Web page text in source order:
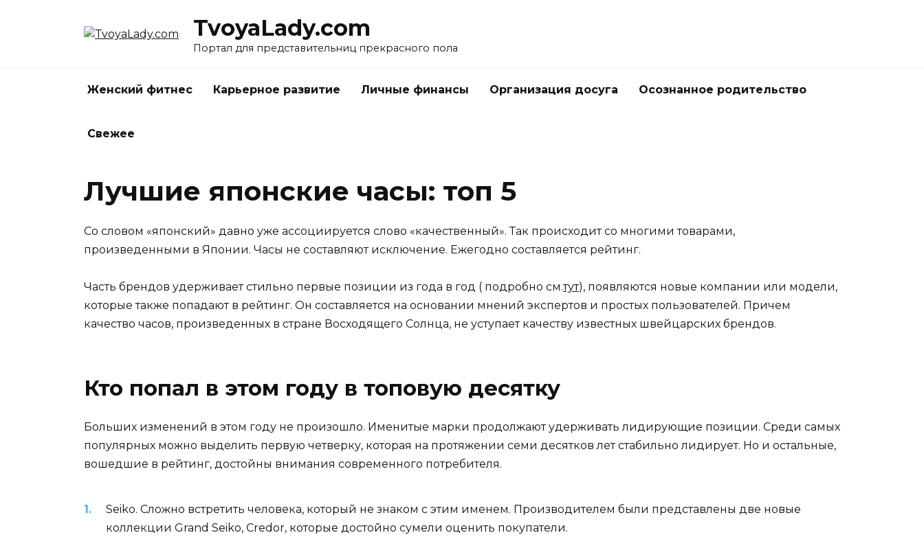
TvoyaLady.com
Портал для представительниц прекрасного пола
Женский фитнес Карьерное развитие Личные финансы Организация досуга Осознанное родительство
Свежее
Лучшие японские часы: топ 5
Со словом «японский» давно уже ассоциируется слово «качественный». Так происходит со многими товарами,
произведенными в Японии. Часы не составляют исключение. Ежегодно составляется рейтинг.
Часть брендов удерживает стильно первые позиции из года в год ( подробно см.тут), появляются новые компании или модели,
которые также попадают в рейтинг. Он составляется на основании мнений экспертов и простых пользователей. Причем
качество часов, произведенных в стране Восходящего Солнца, не уступает качеству известных швейцарских брендов.
Кто попал в этом году в топовую десятку
Больших изменений в этом году не произошло. Именитые марки продолжают удерживать лидирующие позиции. Среди самых
популярных можно выделить первую четверку, которая на протяжении семи десятков лет стабильно лидирует. Но и остальные,
вошедшие в рейтинг, достойны внимания современного потребителя.
Seiko. Сложно встретить человека, который не знаком с этим именем. Производителем были представлены две новые
коллекции Grand Seiko, Credor, которые достойно сумели оценить покупатели.